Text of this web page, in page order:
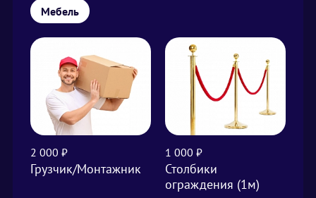
Мебель
2 000 ₽
Грузчик/Монтажник
1 000 ₽
Столбики
ограждения (1м)